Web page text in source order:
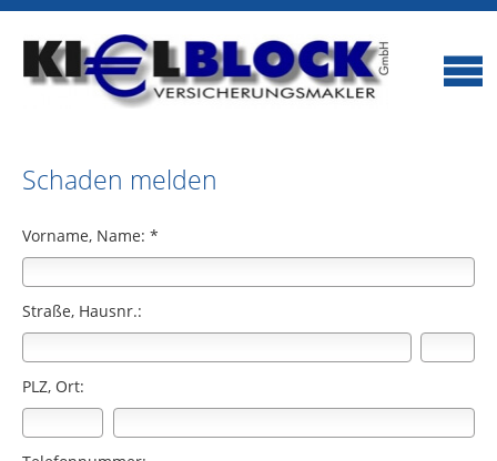
Schaden melden
Vorname, Name: *
Straße, Hausnr.:
PLZ, Ort: